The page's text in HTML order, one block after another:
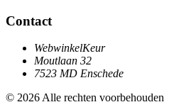
Contact
WebwinkelKeur
Moutlaan 32
7523 MD Enschede
© 2026 Alle rechten voorbehouden